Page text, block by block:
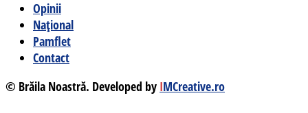
Opinii
Național
Pamflet
Contact
© Brăila Noastră. Developed by IMCreative.ro